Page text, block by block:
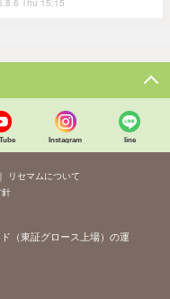
Thu 15:15
Instagram line
リセマムについて
針
（東証グロース上場）の運